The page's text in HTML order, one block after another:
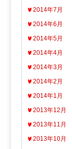
2014年7月
2014年6月
2014年5月
2014年4月
2014年3月
2014年2月
2014年1月
2013年12月
2013年11月
2013年10月